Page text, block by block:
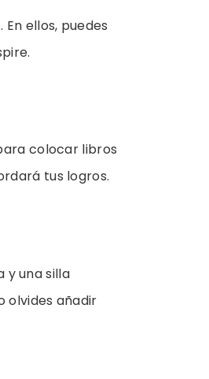
ellos, puedes
colocar libros
tus logros.
y una silla
olvides añadir